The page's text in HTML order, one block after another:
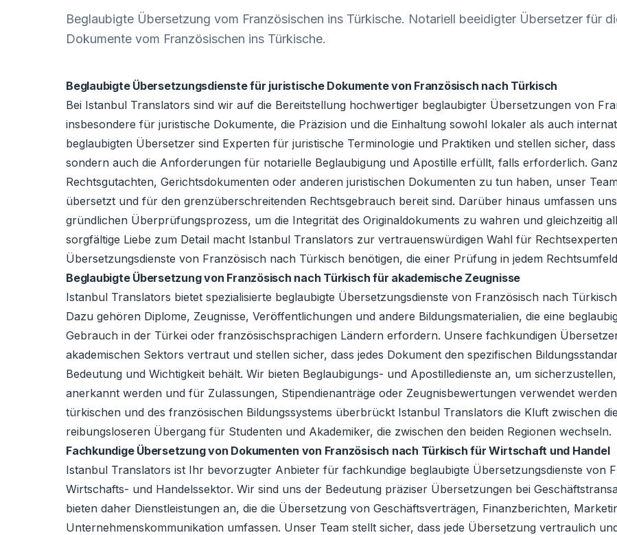
Beglaubigte Übersetzung vom Französischen ins Türkische. Notariell beeidigter Übersetzer für
Dokumente vom Französischen ins Türkische.
Beglaubigte Übersetzungsdienste für juristische Dokumente von Französisch nach Türkisch
Bei Istanbul Translators sind wir auf die Bereitstellung hochwertiger beglaubigter Übersetzungen von
insbesondere für juristische Dokumente, die Präzision und die Einhaltung sowohl lokaler als auch
beglaubigten Übersetzer sind Experten für juristische Terminologie und Praktiken und stellen sicher,
sondern auch die Anforderungen für notarielle Beglaubigung und Apostille erfüllt, falls erforderlich.
Rechtsgutachten, Gerichtsdokumenten oder anderen juristischen Dokumenten zu tun haben, unser
übersetzt und für den grenzüberschreitenden Rechtsgebrauch bereit sind. Darüber hinaus umfassen
gründlichen Überprüfungsprozess, um die Integrität des Originaldokuments zu wahren und gleichzeitig
sorgfältige Liebe zum Detail macht Istanbul Translators zur vertrauenswürdigen Wahl für
Übersetzungsdienste von Französisch nach Türkisch benötigen, die einer Prüfung in jedem
Beglaubigte Übersetzung von Französisch nach Türkisch für akademische Zeugnisse
Istanbul Translators bietet spezialisierte beglaubigte Übersetzungsdienste von Französisch nach
Dazu gehören Diplome, Zeugnisse, Veröffentlichungen und andere Bildungsmaterialien, die eine
Gebrauch in der Türkei oder französischsprachigen Ländern erfordern. Unsere fachkundigen
akademischen Sektors vertraut und stellen sicher, dass jedes Dokument den spezifischen
Bedeutung und Wichtigkeit behält. Wir bieten Beglaubigungs- und Apostilledienste an, um
anerkannt werden und für Zulassungen, Stipendienanträge oder Zeugnisbewertungen verwendet
türkischen und des französischen Bildungssystems überbrückt Istanbul Translators die Kluft zwischen
reibungsloseren Übergang für Studenten und Akademiker, die zwischen den beiden Regionen wechseln.
Fachkundige Übersetzung von Dokumenten von Französisch nach Türkisch für Wirtschaft und Handel
Istanbul Translators ist Ihr bevorzugter Anbieter für fachkundige beglaubigte Übersetzungsdienste von
Wirtschafts- und Handelssektor. Wir sind uns der Bedeutung präziser Übersetzungen bei
bieten daher Dienstleistungen an, die die Übersetzung von Geschäftsverträgen, Finanzberichten,
Unternehmenskommunikation umfassen. Unser Team stellt sicher, dass jede Übersetzung vertraulich